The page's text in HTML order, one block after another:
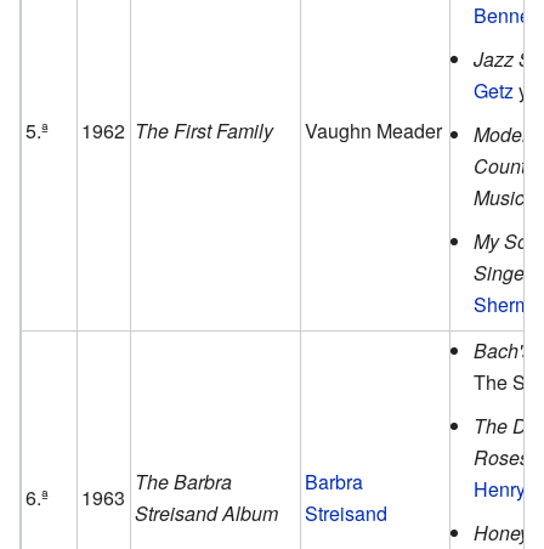
5.ª 1962 The First Family Vaughn Meader
Bennett
Jazz
Getzy
Music
My
Singer
6.ª 1963
The Barbra
Streisand Album
Barbra
Streisand
Bach's
The
The
Roses
Henry
Honey